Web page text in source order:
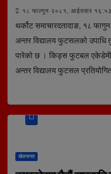
१८ फाल्गुन २०८१, आईतवार १६:५३
थर्कोट समाचारदतादाङ, १८
अन्तर विद्यालय फुटसलको उपाधि
पारेको छ । किड्स फुटबल
अन्तर विद्यालय फुटसल
खेलजगत